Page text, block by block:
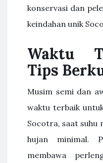
konservasi dan
keindahan unik
Waktu
Tips
Musim semi dan
waktu terbaik
Socotra, saat suhu
hujan minimal.
membawa